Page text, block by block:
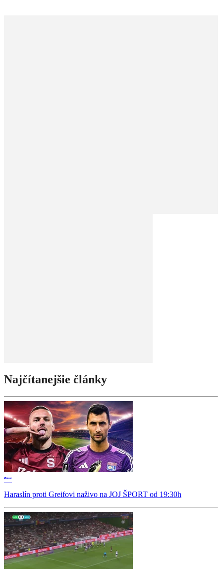
Najčítanejšie články
Haraslín proti Greifovi naživo na JOJ ŠPORT od 19:30h